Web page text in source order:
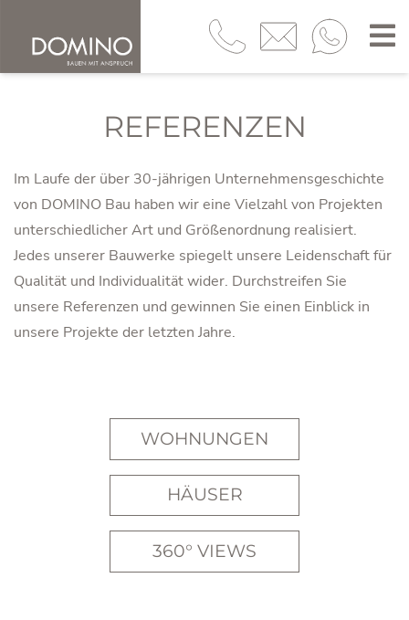
REFERENZEN
Im Laufe der über 30-jährigen Unternehmensgeschichte
von DOMINO Bau haben wir eine Vielzahl von Projekten
unterschiedlicher Art und Größenordnung realisiert.
Jedes unserer Bauwerke spiegelt unsere Leidenschaft für
Qualität und Individualität wider. Durchstreifen Sie
unsere Referenzen und gewinnen Sie einen Einblick in
unsere Projekte der letzten Jahre.
WOHNUNGEN
HÄUSER
360° VIEWS